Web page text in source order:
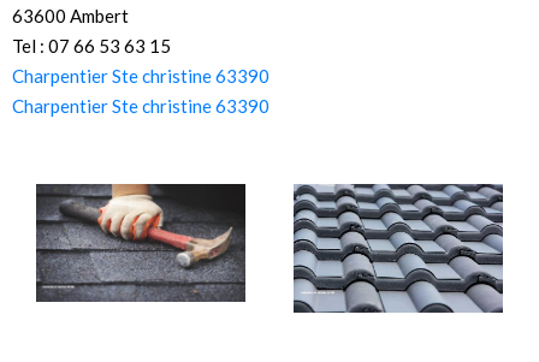
63600 Ambert
Tel : 07 66 53 63 15
Charpentier Ste christine 63390
Charpentier Ste christine 63390